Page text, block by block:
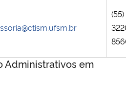
(55)
Administrativos em